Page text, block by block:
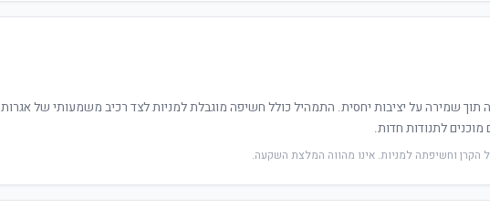
תוך שמירה על יציבות יחסית. התמהיל כולל חשיפה מוגבלת למניות לצד רכיב משמעותי של אגרות
לתנודות חדות.
הקרן וחשיפתה למניות. אינו מהווה המלצת השקעה.